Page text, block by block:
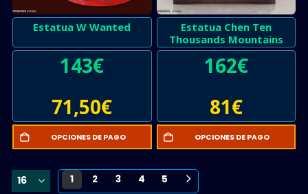
Estatua W Wanted
143€
71,50€
OPCIONES DE PAGO
Estatua Chen Ten
Thousands Mountains
162€
81€
OPCIONES DE PAGO
1 2 3 4 5